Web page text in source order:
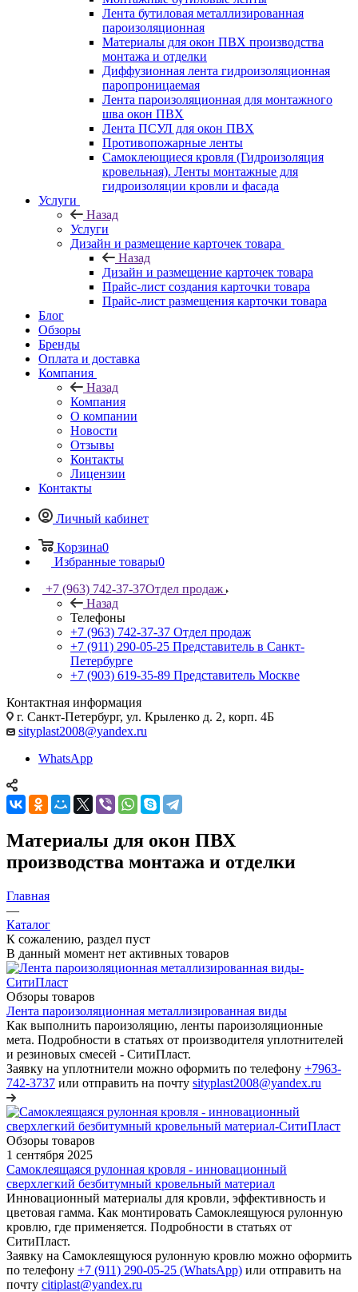
Лента бутиловая металлизированная
пароизоляционная
Материалы для окон ПВХ производства
монтажа и отделки
Диффузионная лента гидроизоляционная
паропроницаемая
Лента пароизоляционная для монтажного
шва окон ПВХ
Лента ПСУЛ для окон ПВХ
Противопожарные ленты
Самоклеющиеся кровля (Гидроизоляция
кровельная). Ленты монтажные для
гидроизоляции кровли и фасада
Услуги
Назад
Услуги
Дизайн и размещение карточек товара
Назад
Дизайн и размещение карточек товара
Прайс-лист создания карточки товара
Прайс-лист размещения карточки товара
Блог
Обзоры
Бренды
Оплата и доставка
Компания
Назад
Компания
О компании
Новости
Отзывы
Контакты
Лицензии
Контакты
Личный кабинет
Корзина0
Избранные товары0
+7 (963) 742-37-37Отдел продаж
Назад
Телефоны
+7 (963) 742-37-37 Отдел продаж
+7 (911) 290-05-25 Представитель в Санкт-
Петербурге
+7 (903) 619-35-89 Представитель Москве
Контактная информация
г. Санкт-Петербург, ул. Крыленко д. 2, корп. 4Б
sityplast2008@yandex.ru
WhatsApp
Материалы для окон ПВХ
производства монтажа и отделки
Главная
—
Каталог
К сожалению, раздел пуст
В данный момент нет активных товаров
Обзоры товаров
Лента пароизоляционная металлизированная виды
Как выполнить пароизоляцию, ленты пароизоляционные
мета. Подробности в статьях от производителя уплотнителей
и резиновых смесей - СитиПласт.
Заявку на уплотнители можно оформить по телефону +7963-
742-3737 или отправить на почту sityplast2008@yandex.ru
Обзоры товаров
1 сентября 2025
Самоклеящаяся рулонная кровля - инновационный
сверхлегкий безбитумный кровельный материал
Инновационный материалы для кровли, эффективность и
цветовая гамма. Как монтировать Самоклеящуюся рулонную
кровлю, где применяется. Подробности в статьях от
СитиПласт.
Заявку на Самоклеящуюся рулонную кровлю можно оформить
по телефону +7 (911) 290-05-25 (WhatsApp) или отправить на
почту citiplast@yandex.ru